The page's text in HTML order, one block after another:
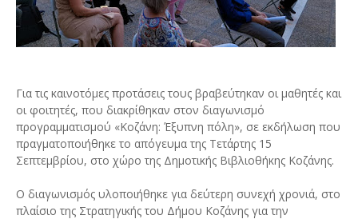
Για τις καινοτόμες προτάσεις τους βραβεύτηκαν οι μαθητές και
οι φοιτητές, που διακρίθηκαν στον διαγωνισμό
προγραμματισμού «Κοζάνη: Έξυπνη πόλη», σε εκδήλωση που
πραγματοποιήθηκε το απόγευμα της Τετάρτης 15
Σεπτεμβρίου, στο χώρο της Δημοτικής Βιβλιοθήκης Κοζάνης.
Ο διαγωνισμός υλοποιήθηκε για δεύτερη συνεχή χρονιά, στο
πλαίσιο της Στρατηγικής του Δήμου Κοζάνης για την